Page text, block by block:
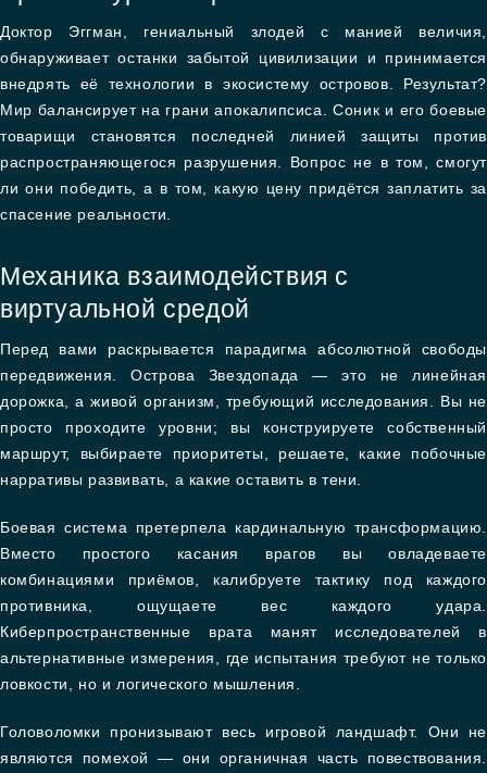
Доктор Эггман, гениальный злодей с манией величия,
обнаруживает останки забытой цивилизации и принимается
внедрять её технологии в экосистему островов. Результат?
Мир балансирует на грани апокалипсиса. Соник и его боевые
товарищи становятся последней линией защиты против
распространяющегося разрушения. Вопрос не в том, смогут
ли они победить, а в том, какую цену придётся заплатить за
спасение реальности.
Механика взаимодействия с
виртуальной средой
Перед вами раскрывается парадигма абсолютной свободы
передвижения. Острова Звездопада — это не линейная
дорожка, а живой организм, требующий исследования. Вы не
просто проходите уровни; вы конструируете собственный
маршрут, выбираете приоритеты, решаете, какие побочные
нарративы развивать, а какие оставить в тени.
Боевая система претерпела кардинальную трансформацию.
Вместо простого касания врагов вы овладеваете
комбинациями приёмов, калибруете тактику под каждого
противника, ощущаете вес каждого удара.
Киберпространственные врата манят исследователей в
альтернативные измерения, где испытания требуют не только
ловкости, но и логического мышления.
Головоломки пронизывают весь игровой ландшафт. Они не
являются помехой — они органичная часть повествования.